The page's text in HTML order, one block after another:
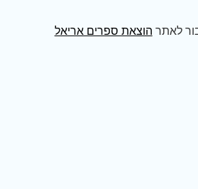
לאתר הוצאת ספרים אריאל